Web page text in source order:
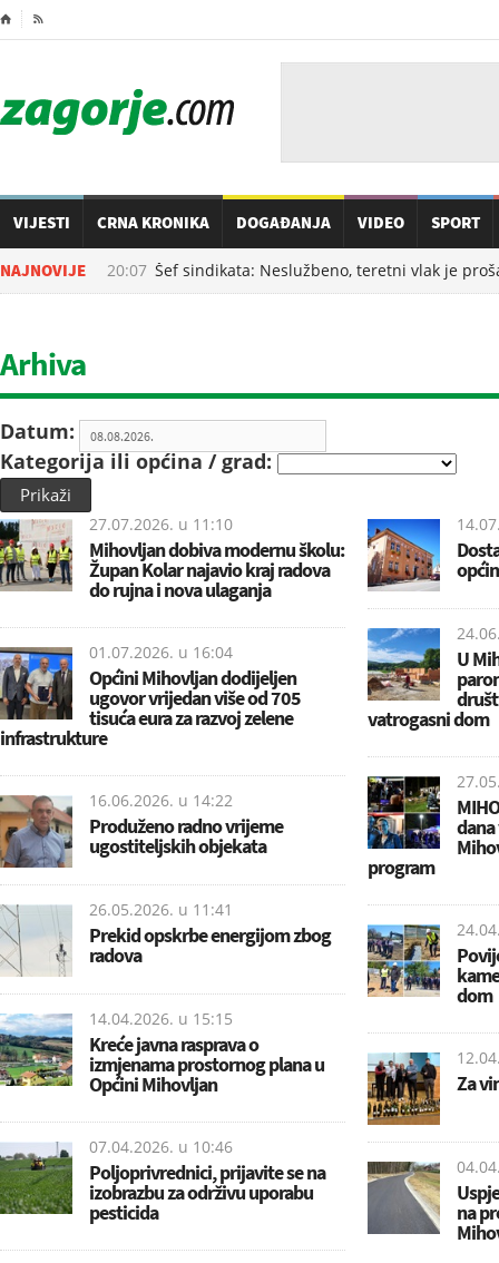
⌂ 
VIJESTI CRNA KRONIKA DOGAĐANJA VIDEO SPORT
NAJNOVIJE
u 20:07 Šef sindikata: Neslužbeno, teretni vlak je
Arhiva
Datum:
Kategorija ili općina / grad:
Prikaži
27.07.2026. u 11:10
Mihovljan dobiva modernu školu:
Župan Kolar najavio kraj radova
do rujna i nova ulaganja
01.07.2026. u 16:04
Općini Mihovljan dodijeljen
ugovor vrijedan više od 705
tisuća eura za razvoj zelene
infrastrukture
16.06.2026. u 14:22
Produženo radno vrijeme
ugostiteljskih objekata
26.05.2026. u 11:41
Prekid opskrbe energijom zbog
radova
14.04.2026. u 15:15
Kreće javna rasprava o
izmjenama prostornog plana u
Općini Mihovljan
07.04.2026. u 10:46
Poljoprivrednici, prijavite se na
izobrazbu za održivu uporabu
pesticida
U
vatrogasni dom
dana
program
dom
Za
na